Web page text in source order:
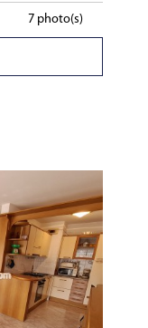
7 photo(s)